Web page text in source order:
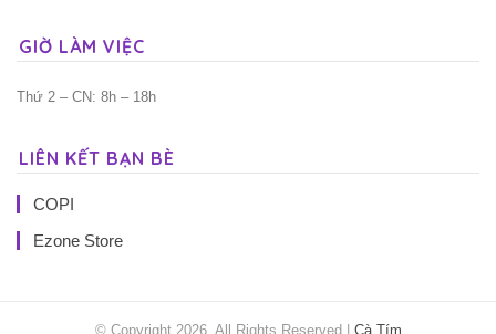
GIỜ LÀM VIỆC
Thứ 2 – CN: 8h – 18h
LIÊN KẾT BẠN BÈ
COPI
Ezone Store
© Copyright 2026, All Rights Reserved | Cà Tím